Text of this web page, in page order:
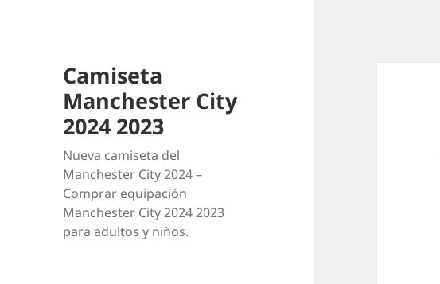
Camiseta
Manchester City
2024 2023
Nueva camiseta del
Manchester City 2024 –
Comprar equipación
Manchester City 2024 2023
para adultos y niños.